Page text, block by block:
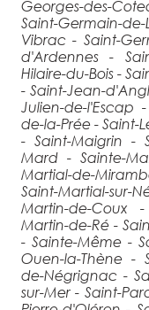
Georges-des-
Saint-Germain-
Vibrac - Saint-
d'Ardennes -
Hilaire-du-Bois -
- Saint-Jean-
Julien-de-l'Escap
de-la-Prée - Saint-
- Saint-Maigrin -
Mard - Sainte-
Martial-de-
Saint-Martial-
Martin-de-Coux
Martin-de-Ré -
- Sainte-Même -
Ouen-la-Thène -
de-Négrignac -
sur-Mer - Saint-